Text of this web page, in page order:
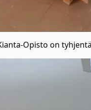
Opisto on